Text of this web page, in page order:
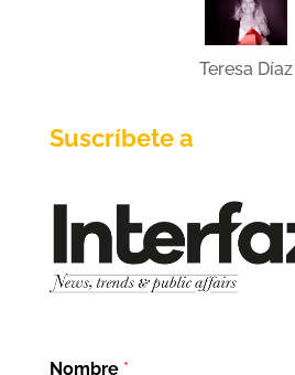
Teresa Díaz
Suscríbete a
Nombre *